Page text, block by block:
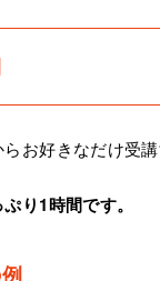
お好きなだけ受
り1時間です。